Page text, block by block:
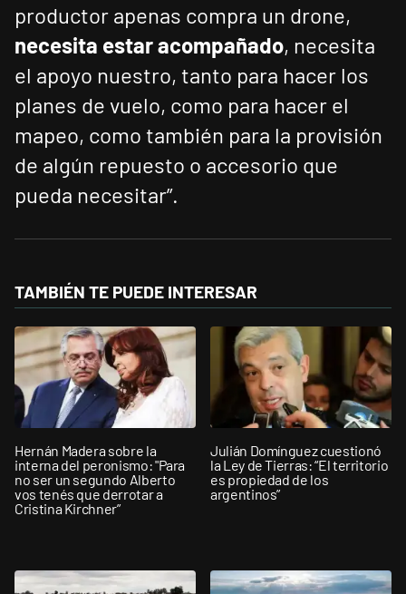
productor apenas compra un drone,
necesita estar acompañado, necesita
el apoyo nuestro, tanto para hacer los
planes de vuelo, como para hacer el
mapeo, como también para la provisión
de algún repuesto o accesorio que
pueda necesitar”.
TAMBIÉN TE PUEDE INTERESAR
Hernán Madera sobre la
interna del peronismo: "Para
no ser un segundo Alberto
vos tenés que derrotar a
Cristina Kirchner”
Julián Domínguez cuestionó
la Ley de Tierras: “El territorio
es propiedad de los
argentinos”